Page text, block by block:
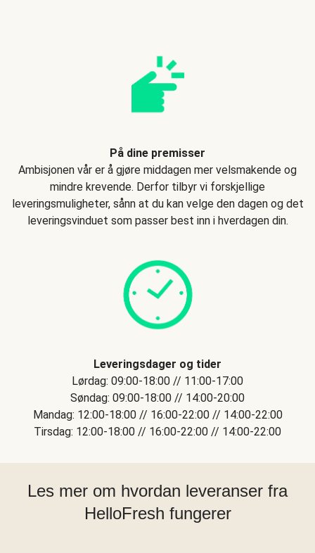
På dine premisser
Ambisjonen vår er å gjøre middagen mer velsmakende og
mindre krevende. Derfor tilbyr vi forskjellige
leveringsmuligheter, sånn at du kan velge den dagen og det
leveringsvinduet som passer best inn i hverdagen din.
Leveringsdager og tider
Lørdag: 09:00-18:00 // 11:00-17:00
Søndag: 09:00-18:00 // 14:00-20:00
Mandag: 12:00-18:00 // 16:00-22:00 // 14:00-22:00
Tirsdag: 12:00-18:00 // 16:00-22:00 // 14:00-22:00
Les mer om hvordan leveranser fra
HelloFresh fungerer